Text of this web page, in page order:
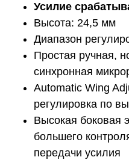
Усилие
Высота: 24,5 мм
Диапазон
Простая ручная,
синхронная
Automatic Wing
регулировка по
Высокая боковая
большего
передачи усилия